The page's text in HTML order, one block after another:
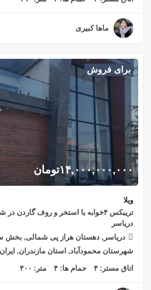
ماها کبیری
برای فروش
۱۴,۰۰۰,۰۰۰,۰۰۰تومان
ویلا
تریبکس ۴خوابه با استخر و روف
دریاسر
دریاسر, دهستان هراز پی شمالی, بخش
شهرستان محمودآباد, استان مازندران, ایران
اتاق مستر: ۴ حمام ها: ۴ متر: ۴۰۰